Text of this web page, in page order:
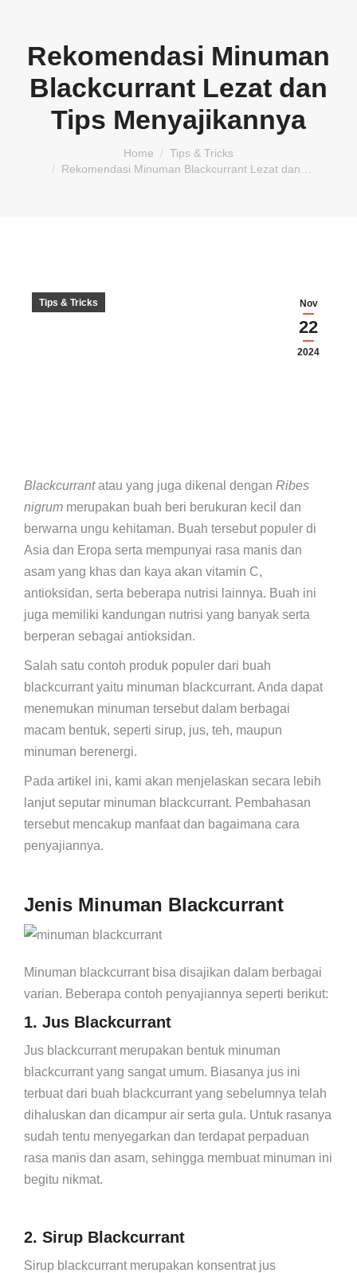
Rekomendasi Minuman
Blackcurrant Lezat dan
Tips Menyajikannya
Home
Tips & Tricks
Rekomendasi Minuman Blackcurrant Lezat dan…
Nov
22
2024
Tips & Tricks
Blackcurrantatau yang juga dikenal dengan Ribes
nigrum merupakan buah beri berukuran kecil dan
berwarna ungu kehitaman. Buah tersebut populer di
Asia dan Eropa serta mempunyai rasa manis dan
asam yang khas dan kaya akan vitamin C,
antioksidan, serta beberapa nutrisi lainnya. Buah ini
juga memiliki kandungan nutrisi yang banyak serta
berperan sebagai antioksidan.
Salah satu contoh produk populer dari buah
blackcurrant yaitu minuman blackcurrant. Anda dapat
menemukan minuman tersebut dalam berbagai
macam bentuk, seperti sirup, jus, teh, maupun
minuman berenergi.
Pada artikel ini, kami akan menjelaskan secara lebih
lanjut seputar minuman blackcurrant. Pembahasan
tersebut mencakup manfaat dan bagaimana cara
penyajiannya.
Jenis Minuman Blackcurrant
Minuman blackcurrant bisa disajikan dalam berbagai
varian. Beberapa contoh penyajiannya seperti berikut:
1. Jus Blackcurrant
Jus blackcurrant merupakan bentuk minuman
blackcurrant yang sangat umum. Biasanya jus ini
terbuat dari buah blackcurrant yang sebelumnya telah
dihaluskan dan dicampur air serta gula. Untuk rasanya
sudah tentu menyegarkan dan terdapat perpaduan
rasa manis dan asam, sehingga membuat minuman ini
begitu nikmat.
2. Sirup Blackcurrant
Sirup blackcurrant merupakan konsentrat jus